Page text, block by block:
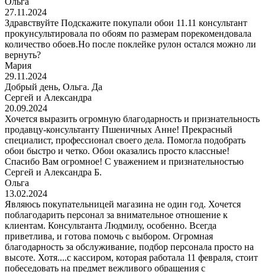
27.11.2024
Здравствуйте Подскажите покупали обои 11.11 консультант
прокунсультировала по обоям по размерам порекомендовала
количество обоев.Но после поклейке рулон остался можно ли
вернуть?
Мария
29.11.2024
Добрый день, Ольга. Да
Сергей и Александра
20.09.2024
Хочется выразить огромную благодарность и признательность
продавцу-консультанту Пшеничных Анне! Прекрасный
специалист, профессионал своего дела. Помогла подобрать
обои быстро и четко. Обои оказались просто классные!
Спасибо Вам огромное! С уважением и признательностью
Сергей и Александра Б.
Ольга
13.02.2024
Являюсь покупательницей магазина не один год. Хочется
поблагодарить персонал за внимательное отношение к
клиентам. Консультанта Людмилу, особенно. Всегда
приветлива, и готова помочь с выбором. Огромная
благодарность за обслуживание, подбор персонала просто на
высоте. Хотя....с кассиром, которая работала 11 февраля, стоит
побеседовать на предмет вежливого обращения с